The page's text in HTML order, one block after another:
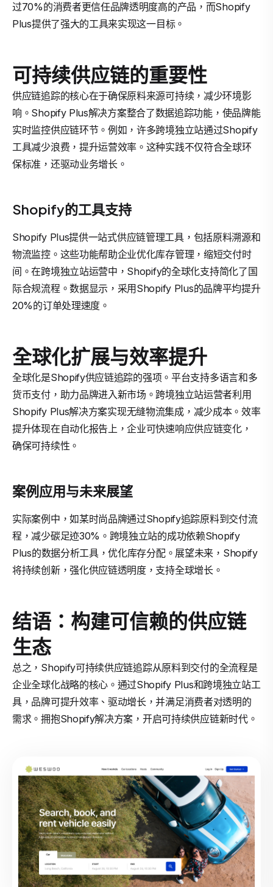
过70%的消费者更信任品牌透明度高的产品，而Shopify
Plus提供了强大的工具来实现这一目标。
可持续供应链的重要性
供应链追踪的核心在于确保原料来源可持续，减少环境影
响。Shopify Plus解决方案整合了数据追踪功能，使品牌能
实时监控供应链环节。例如，许多跨境独立站通过Shopify
工具减少浪费，提升运营效率。这种实践不仅符合全球环
保标准，还驱动业务增长。
Shopify的工具支持
Shopify Plus提供一站式供应链管理工具，包括原料溯源和
物流监控。这些功能帮助企业优化库存管理，缩短交付时
间。在跨境独立站运营中，Shopify的全球化支持简化了国
际合规流程。数据显示，采用Shopify Plus的品牌平均提升
20%的订单处理速度。
全球化扩展与效率提升
全球化是Shopify供应链追踪的强项。平台支持多语言和多
货币支付，助力品牌进入新市场。跨境独立站运营者利用
Shopify Plus解决方案实现无缝物流集成，减少成本。效率
提升体现在自动化报告上，企业可快速响应供应链变化，
确保可持续性。
案例应用与未来展望
实际案例中，如某时尚品牌通过Shopify追踪原料到交付流
程，减少碳足迹30%。跨境独立站的成功依赖Shopify
Plus的数据分析工具，优化库存分配。展望未来，Shopify
将持续创新，强化供应链透明度，支持全球增长。
结语：构建可信赖的供应链
生态
总之，Shopify可持续供应链追踪从原料到交付的全流程是
企业全球化战略的核心。通过Shopify Plus和跨境独立站工
具，品牌可提升效率、驱动增长，并满足消费者对透明的
需求。拥抱Shopify解决方案，开启可持续供应链新时代。